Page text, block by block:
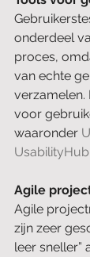
onderdeel
proces,
van echte
verzamelen.
voor
waaronder
UsabilityHub
Agile
Agile
zijn zeer
leer sneller”